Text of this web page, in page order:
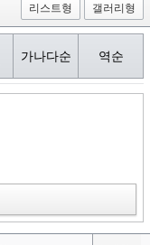
리스트형 갤러리형
가나다순 역순